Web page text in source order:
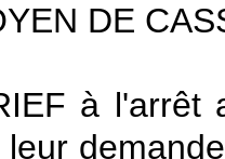
DE
à l'arrêt